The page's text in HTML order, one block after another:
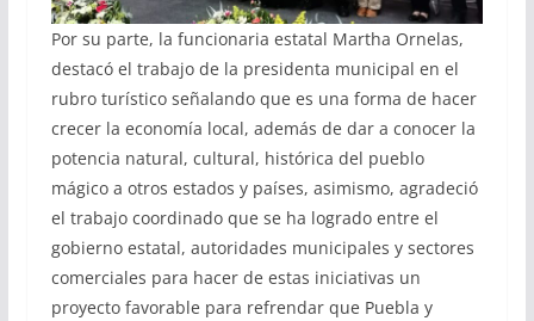
Por su parte, la funcionaria estatal Martha Ornelas,
destacó el trabajo de la presidenta municipal en el
rubro turístico señalando que es una forma de hacer
crecer la economía local, además de dar a conocer la
potencia natural, cultural, histórica del pueblo
mágico a otros estados y países, asimismo, agradeció
el trabajo coordinado que se ha logrado entre el
gobierno estatal, autoridades municipales y sectores
comerciales para hacer de estas iniciativas un
proyecto favorable para refrendar que Puebla y